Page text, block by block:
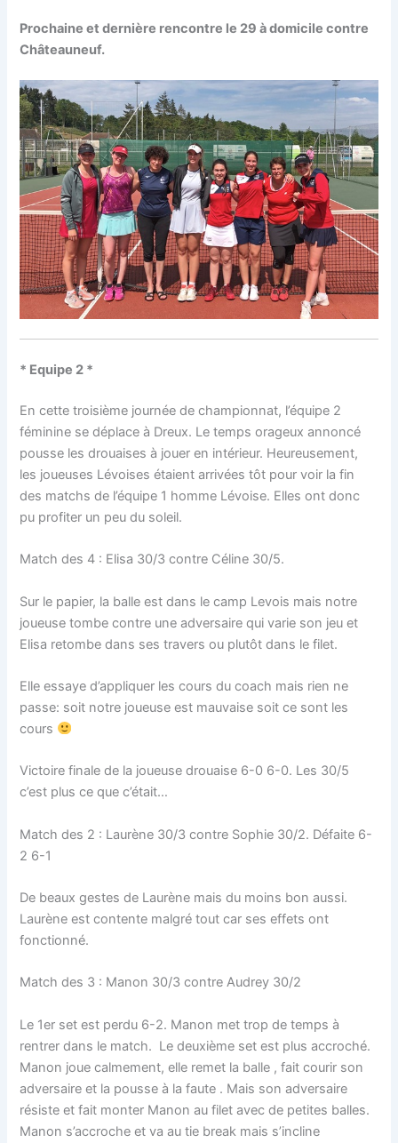
Prochaine et dernière rencontre le 29 à domicile contre
Châteauneuf.
* Equipe 2 *
En cette troisième journée de championnat, l’équipe 2
féminine se déplace à Dreux. Le temps orageux annoncé
pousse les drouaises à jouer en intérieur. Heureusement,
les joueuses Lévoises étaient arrivées tôt pour voir la fin
des matchs de l’équipe 1 homme Lévoise. Elles ont donc
pu profiter un peu du soleil.
Match des 4 : Elisa 30/3 contre Céline 30/5.
Sur le papier, la balle est dans le camp Levois mais notre
joueuse tombe contre une adversaire qui varie son jeu et
Elisa retombe dans ses travers ou plutôt dans le filet.
Elle essaye d’appliquer les cours du coach mais rien ne
passe: soit notre joueuse est mauvaise soit ce sont les
cours
Victoire finale de la joueuse drouaise 6-0 6-0. Les 30/5
c’est plus ce que c’était…
Match des 2 : Laurène 30/3 contre Sophie 30/2. Défaite 6-
2 6-1
De beaux gestes de Laurène mais du moins bon aussi.
Laurène est contente malgré tout car ses effets ont
fonctionné.
Match des 3 : Manon 30/3 contre Audrey 30/2
Le 1er set est perdu 6-2. Manon met trop de temps à
rentrer dans le match. Le deuxième set est plus accroché.
Manon joue calmement, elle remet la balle , fait courir son
adversaire et la pousse à la faute . Mais son adversaire
résiste et fait monter Manon au filet avec de petites balles.
Manon s’accroche et va au tie break mais s’incline